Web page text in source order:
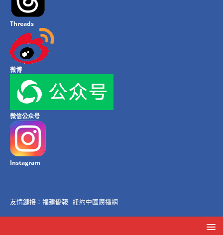
Threads
微博
微信公众号
Instagram
友情鏈接： 福建僑報 紐約中國廣播網